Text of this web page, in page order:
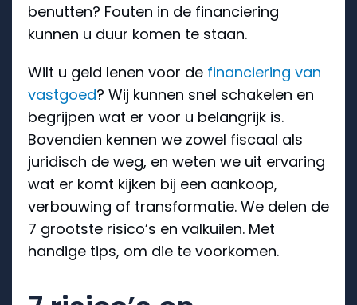
benutten? Fouten in de financiering
kunnen u duur komen te staan.
Wilt u geld lenen voor de financiering van
vastgoed? Wij kunnen snel schakelen en
begrijpen wat er voor u belangrijk is.
Bovendien kennen we zowel fiscaal als
juridisch de weg, en weten we uit ervaring
wat er komt kijken bij een aankoop,
verbouwing of transformatie. We delen de
7 grootste risico’s en valkuilen. Met
handige tips, om die te voorkomen.